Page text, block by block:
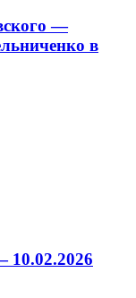
—
в
10.02.2026